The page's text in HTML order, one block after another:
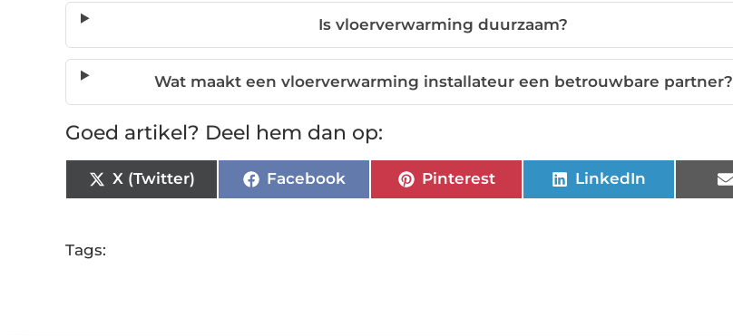
Is vloerverwarming duurzaam?
Wat maakt een vloerverwarming installateur een betrouwbare partner?
Goed artikel? Deel hem dan op:
X (Twitter) Facebook Pinterest LinkedIn
Tags: